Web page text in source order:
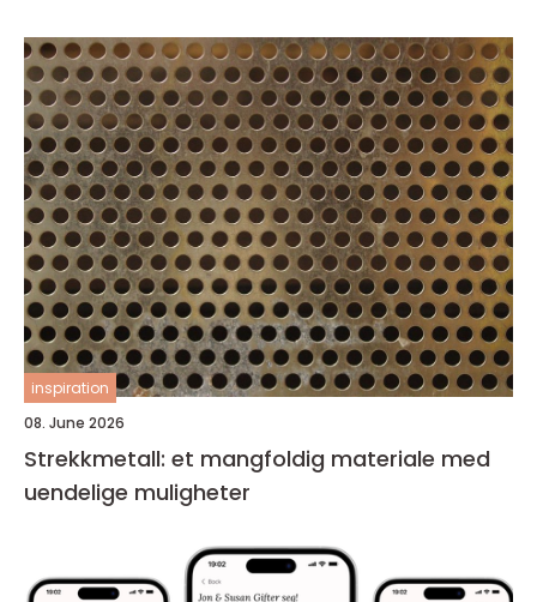
inspiration
08. June 2026
Strekkmetall: et mangfoldig materiale med
uendelige muligheter